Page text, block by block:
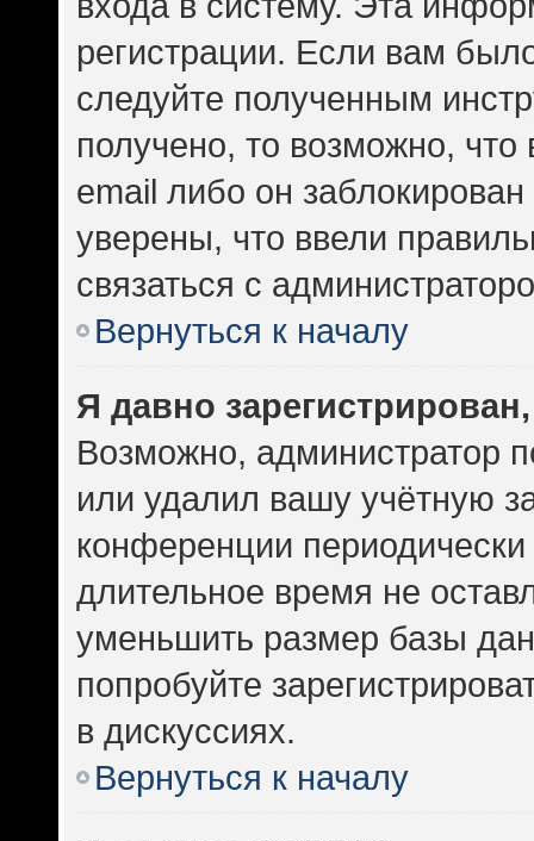
регистрации. Если вам
следуйте полученным
получено, то возможно,
email либо он
уверены, что ввели
связаться с
Вернуться к началу
Я давно
Возможно, администратор
или удалил вашу учётную
конференции
длительное время не
уменьшить размер базы
попробуйте
в дискуссиях.
Вернуться к началу